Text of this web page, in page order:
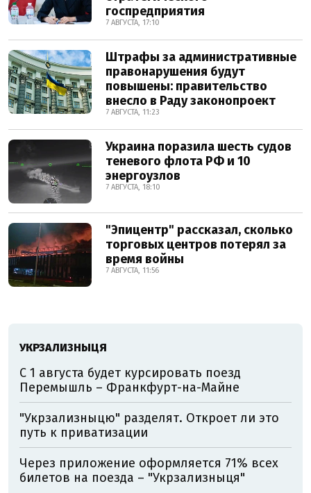
госпредприятия
7 АВГУСТА, 17:10
Штрафы за административные
правонарушения будут
повышены: правительство
внесло в Раду законопроект
7 АВГУСТА, 11:23
Украина поразила шесть судов
теневого флота РФ и 10
энергоузлов
7 АВГУСТА, 18:10
"Эпицентр" рассказал, сколько
торговых центров потерял за
время войны
7 АВГУСТА, 11:56
УКРЗАЛИЗНЫЦЯ
С 1 августа будет курсировать поезд
Перемышль – Франкфурт-на-Майне
"Укрзализныцю" разделят. Откроет ли это
путь к приватизации
Через приложение оформляется 71% всех
билетов на поезда – "Укрзализныця"